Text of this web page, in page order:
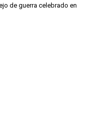
de guerra celebrado en